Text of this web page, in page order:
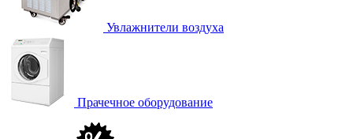
Увлажнители воздуха
Прачечное оборудование